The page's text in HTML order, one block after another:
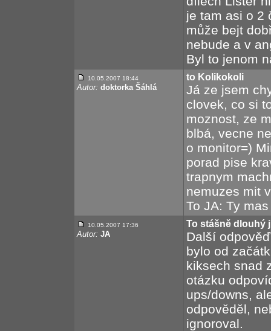
je tam asi o 2
může bejt
nebude a v
Byl to jenom
10.05.2007 18:44
Autor: doktorka Šáhlá
to Kolikokoli
Já ze jsem
clovek, co si
moznost, ze
blbá, vecne
o monitor=)
porad pise
trapnym
nemuzes mit
To JA: Ty
10.05.2007 17:36
Autor: JA
To stášně dlouhý
Další
bylo od
kiksech snad
otázku
ups/downs,
odpověděl,
ignoroval.